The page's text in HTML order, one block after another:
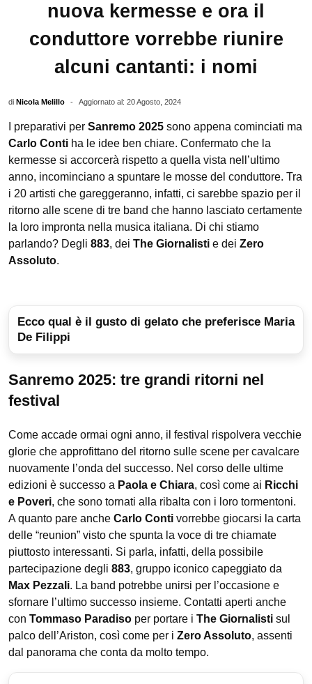
nuova kermesse e ora il
conduttore vorrebbe riunire
alcuni cantanti: i nomi
di Nicola Melillo - Aggiornato al: 20 Agosto, 2024
I preparativi per Sanremo 2025 sono appena cominciati ma
Carlo Conti ha le idee ben chiare. Confermato che la
kermesse si accorcerà rispetto a quella vista nell’ultimo
anno, incominciano a spuntare le mosse del conduttore. Tra
i 20 artisti che gareggeranno, infatti, ci sarebbe spazio per il
ritorno alle scene di tre band che hanno lasciato certamente
la loro impronta nella musica italiana. Di chi stiamo
parlando? Degli 883, dei The Giornalisti e dei Zero
Assoluto.
Ecco qual è il gusto di gelato che preferisce Maria
De Filippi
Sanremo 2025: tre grandi ritorni nel
festival
Come accade ormai ogni anno, il festival rispolvera vecchie
glorie che approfittano del ritorno sulle scene per cavalcare
nuovamente l’onda del successo. Nel corso delle ultime
edizioni è successo a Paola e Chiara, così come ai Ricchi
e Poveri, che sono tornati alla ribalta con i loro tormentoni.
A quanto pare anche Carlo Conti vorrebbe giocarsi la carta
delle “reunion” visto che spunta la voce di tre chiamate
piuttosto interessanti. Si parla, infatti, della possibile
partecipazione degli 883, gruppo iconico capeggiato da
Max Pezzali. La band potrebbe unirsi per l’occasione e
sfornare l’ultimo successo insieme. Contatti aperti anche
con Tommaso Paradiso per portare i The Giornalisti sul
palco dell’Ariston, così come per i Zero Assoluto, assenti
dal panorama che conta da molto tempo.